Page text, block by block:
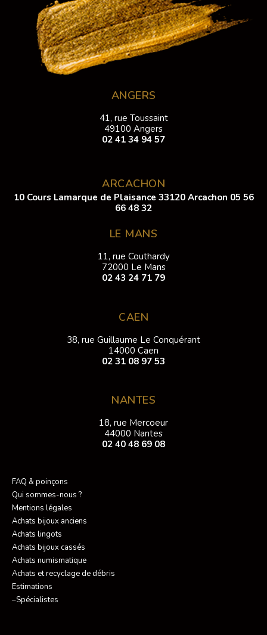
ANGERS
41, rue Toussaint
49100 Angers
02 41 34 94 57
ARCACHON
10 Cours Lamarque de Plaisance 33120 Arcachon 05 56
66 48 32
LE MANS
11, rue Couthardy
72000 Le Mans
02 43 24 71 79
CAEN
38, rue Guillaume Le Conquérant
14000 Caen
02 31 08 97 53
NANTES
18, rue Mercoeur
44000 Nantes
02 40 48 69 08
FAQ & poinçons
Qui sommes-nous ?
Mentions légales
Achats bijoux anciens
Achats lingots
Achats bijoux cassés
Achats numismatique
Achats et recyclage de débris
Estimations
–Spécialistes